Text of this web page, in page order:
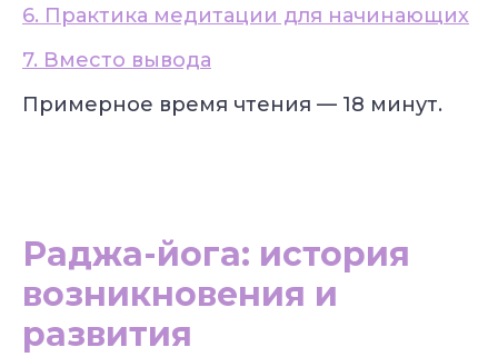
6. Практика медитации для начинающих
7. Вместо вывода
Примерное время чтения — 18 минут.
Раджа-йога: история
возникновения и
развития